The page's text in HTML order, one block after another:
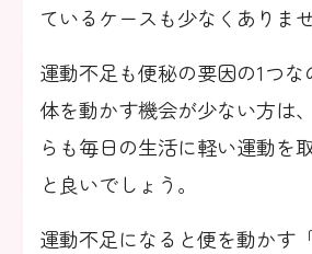
ているケースも少なくありませ
運動不足も便秘の要因の1つな
体を動かす機会が少ない方は
らも毎日の生活に軽い運動を
と良いでしょう。
運動不足になると便を動かす